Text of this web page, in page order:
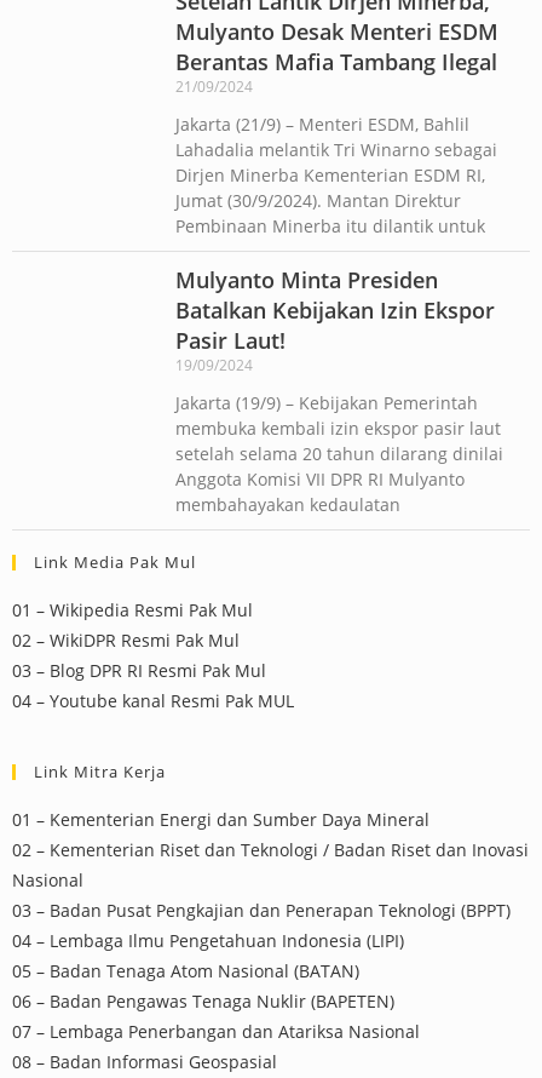
Mulyanto Desak Menteri ESDM
Berantas Mafia Tambang Ilegal
21/09/2024
Jakarta (21/9) – Menteri ESDM, Bahlil
Lahadalia melantik Tri Winarno sebagai
Dirjen Minerba Kementerian ESDM RI,
Jumat (30/9/2024). Mantan Direktur
Pembinaan Minerba itu dilantik untuk
Mulyanto Minta Presiden
Batalkan Kebijakan Izin Ekspor
Pasir Laut!
19/09/2024
Jakarta (19/9) – Kebijakan Pemerintah
membuka kembali izin ekspor pasir laut
setelah selama 20 tahun dilarang dinilai
Anggota Komisi VII DPR RI Mulyanto
membahayakan kedaulatan
Link Media Pak Mul
01 – Wikipedia Resmi Pak Mul
02 – WikiDPR Resmi Pak Mul
03 – Blog DPR RI Resmi Pak Mul
04 – Youtube kanal Resmi Pak MUL
Link Mitra Kerja
01 – Kementerian Energi dan Sumber Daya Mineral
02 – Kementerian Riset dan Teknologi / Badan Riset dan Inovasi
Nasional
03 – Badan Pusat Pengkajian dan Penerapan Teknologi (BPPT)
04 – Lembaga Ilmu Pengetahuan Indonesia (LIPI)
05 – Badan Tenaga Atom Nasional (BATAN)
06 – Badan Pengawas Tenaga Nuklir (BAPETEN)
07 – Lembaga Penerbangan dan Atariksa Nasional
08 – Badan Informasi Geospasial